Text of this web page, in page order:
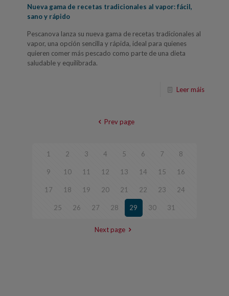
Nueva gama de recetas tradicionales al vapor: fácil,
sano y rápido
Pescanova lanza su nueva gama de recetas tradicionales al
vapor, una opción sencilla y rápida, ideal para quienes
quieren comer más pescado como parte de una dieta
saludable y equilibrada.
Leer máis
Prev page
1 2 3 4 5 6 7 8
9 10 11 12 13 14 15 16
17 18 19 20 21 22 23 24
25 26 27 28 29 30 31
Next page